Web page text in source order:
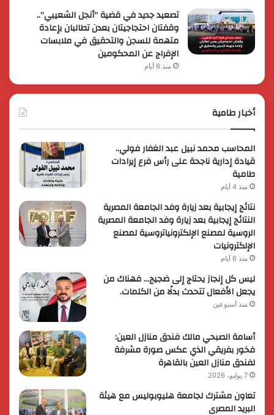
تصعيد جديد في قضية “أنجل الشعيبي”..
وقفتان احتجاجيتان بعدن تطالبان بإعادة
متهمة للسجن والتحقيق في ملابسات
الإفراج عن المحكومين
منذ 6 أيام
أخبار طامية
المحاسب محمد نبيل عبد الغفار فولي..
قيادة إدارية ناجحة على رأس فرع إيرادات
طامية
منذ 4 أيام
نتائج إيجابية بعد زيارة وفد الجامعة المصرية
النتائج إيجابية بعد زيارة وفد الجامعة المصرية
الروسية لمصنع الإلكترونياتروسية لمصنع
الإلكترونيات
منذ 6 أيام
ليس كل إنجاز يحتاج إلى ضجيج… فهناك من
يجعل الأفعال تتحدث بدلًا من الكلمات.
منذ أسبوعين
أسامة الصبحي مالك فندق منازل العين:
فخور بفريقي الذي عكس صورة مشرفة
لفندق منازل العين بالقاهرة
7 يوليو، 2026
تعاون مشترك لجامعة هليوبوليس مع هيئة
البريد المصرى